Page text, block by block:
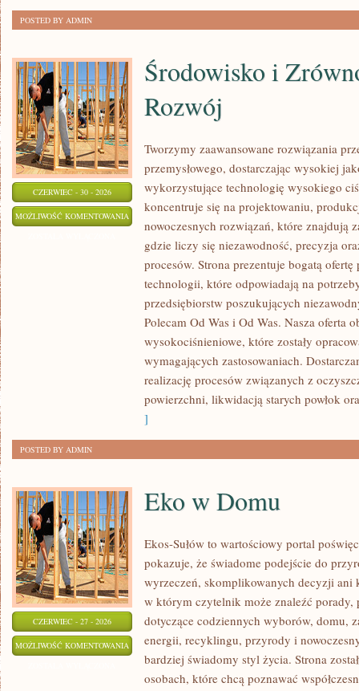
POSTED BY ADMIN
CZERWIEC - 30 - 2026
MOŻLIWOŚĆ KOMENTOWANIA
ZRÓWNOWAŻONY
Środowisko i
Rozwój
Tworzymy zaawansowane rozwiązania
przemysłowego, dostarczając wysokiej
wykorzystujące technologię wysokiego
koncentruje się na projektowaniu,
nowoczesnych rozwiązań, które znajdują
gdzie liczy się niezawodność, precyzja
procesów. Strona prezentuje bogatą ofertę
technologii, które odpowiadają na
przedsiębiorstw poszukujących
Polecam Od Was i Od Was. Nasza oferta
wysokociśnieniowe, które zostały
wymagających zastosowaniach.
realizację procesów związanych z
powierzchni, likwidacją starych powłok
]
POSTED BY ADMIN
CZERWIEC - 27 - 2026
MOŻLIWOŚĆ KOMENTOWANIA
DOMU
Eko w Domu
Ekos-Sułów to wartościowy portal
pokazuje, że świadome podejście do
wyrzeczeń, skomplikowanych decyzji ani
w którym czytelnik może znaleźć porady,
dotyczące codziennych wyborów, domu,
energii, recyklingu, przyrody i
bardziej świadomy styl życia. Strona
osobach, które chcą poznawać